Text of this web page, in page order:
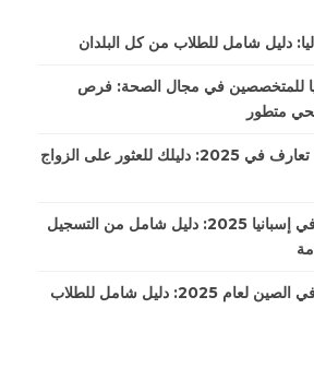
دليل شامل للطلاب من كل البلدان
للمتخصصين في مجال الصحة: فرص
متطور
أفضل 10 تطبيقات تعارف في 2025: دليلك للعثور على الزواج
متطلبات الدراسة في إسبانيا 2025: دليل شامل من التسجيل
متطلبات الدراسة في الصين لعام 2025: دليل شامل للطلاب